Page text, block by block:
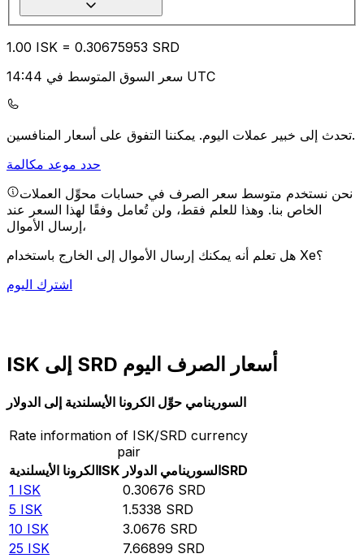
1.00 ISK = 0.30675953 SRD
سعر السوق المتوسط في 14:44 UTC
تحدث إلى خبير عملات اليوم.يمكننا التفوق على أسعار المنافسين.
حدد موعد مكالمة
نحن نستخدم متوسط سعر الصرف في حسابات محوِّل العملات
الخاص بنا. وهذا للعلم فقط، ولن تُعامل وفقًا لهذا السعر عند
إرسال الأموال،
هل تعلم أنه يمكنك إرسال الأموال إلى الخارج باستخدام Xe؟
اشترك اليوم
ISK إلى SRD أسعار الصرف اليوم
Rate information of ISK/SRD currency
pair
الكرونا الأيسلنديةISK
SRD
1 ISK 0.30676 SRD
5 ISK 1.5338 SRD
10 ISK 3.0676 SRD
25 ISK 7.66899 SRD